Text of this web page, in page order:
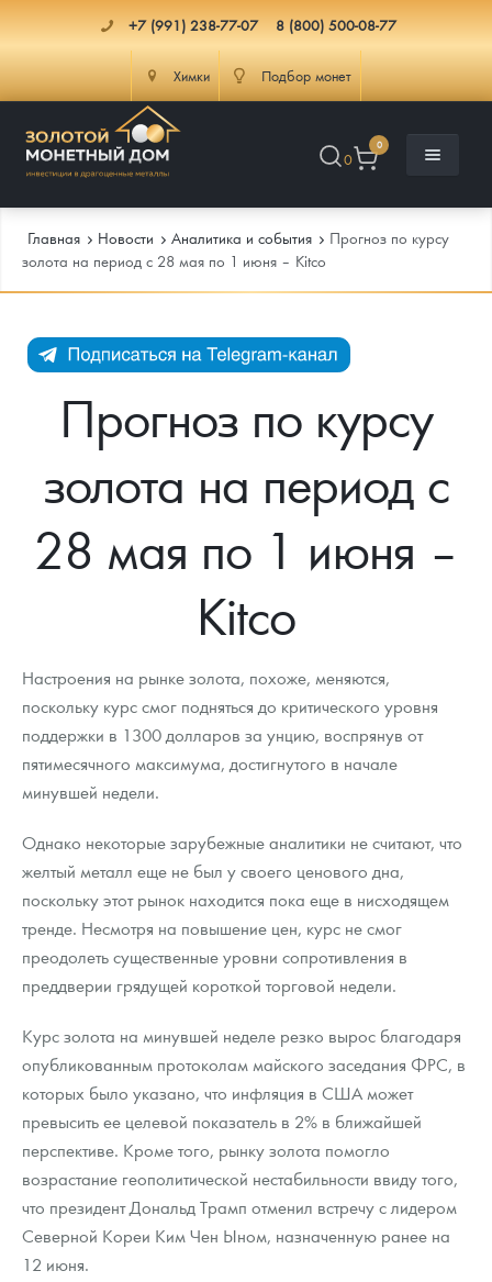
+7 (991) 238-77-07 8 (800) 500-08-77
Химки Подбор монет
0
0
Каталог Монет
Инвестиционные монеты
Монеты Царской России
Монеты стран мира после 1950г
Георгий Победоносец
Аксессуары
Гарри Поттер
Год Лошади
Флот: ледоколы и корабли
Жетоны "Необыкновенные обитатели глубин"
Ювелирные изделия
Русская нумизматика
Золотая карманная галерея
Наборы подарочных и коллекционных монет
Монеты и жетоны из недрагоценных металлов
Книги по нумизматике
Инфо
Как сделать заказ
Гарантии
Памятка для работы с монетами из драгметаллов
Условия возврата
Монеты
Политика конфиденциальности
Политика использования Cookies
Положение по обработке и защите персональных данных
Информация
Распродажа монет и жетонов
Аналитика и события
Итоги 2025 года. Прогноз курсов золота, серебра, платины на
Котировки
Скупка слитков
Наши преимущества
Пресс-служба
Главная Новости Аналитика и события
Прогноз по курсу
золота на период с 28 мая по 1 июня – Kitco
Прогноз по курсу
золота на период с
28 мая по 1 июня –
Kitco
Настроения на рынке золота, похоже, меняются,
поскольку курс смог подняться до критического уровня
поддержки в 1300 долларов за унцию, воспрянув от
пятимесячного максимума, достигнутого в начале
минувшей недели.
Однако некоторые зарубежные аналитики не считают, что
желтый металл еще не был у своего ценового дна,
поскольку этот рынок находится пока еще в нисходящем
тренде. Несмотря на повышение цен, курс не смог
преодолеть существенные уровни сопротивления в
преддверии грядущей короткой торговой недели.
Курс золота на минувшей неделе резко вырос благодаря
опубликованным протоколам майского заседания ФРС, в
которых было указано, что инфляция в США может
превысить ее целевой показатель в 2% в ближайшей
перспективе. Кроме того, рынку золота помогло
возрастание геополитической нестабильности ввиду того,
что президент Дональд Трамп отменил встречу с лидером
Северной Кореи Ким Чен Ыном, назначенную ранее на
12 июня.